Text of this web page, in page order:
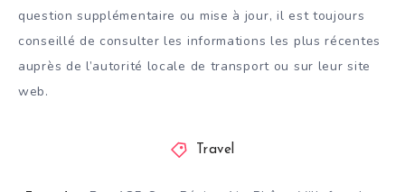
question supplémentaire ou mise à jour, il est toujours
conseillé de consulter les informations les plus récentes
auprès de l’autorité locale de transport ou sur leur site
web.
Travel